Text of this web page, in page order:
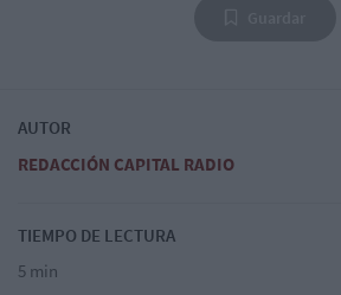
AUTOR
REDACCIÓN CAPITAL RADIO
TIEMPO DE LECTURA
5 min